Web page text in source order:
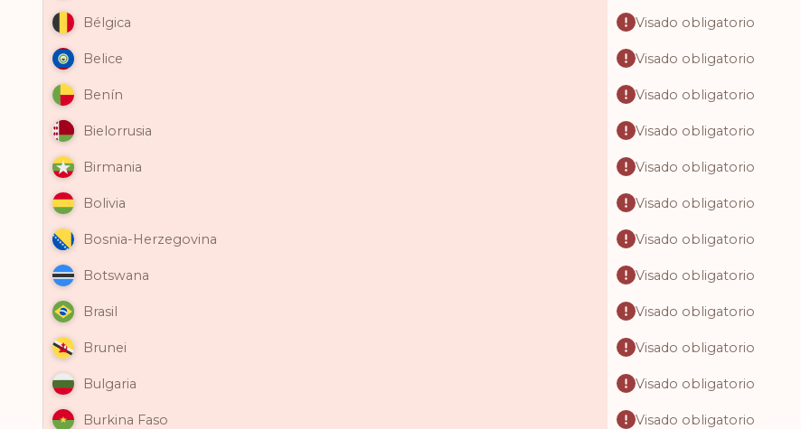
Bélgica Visado obligatorio
Belice Visado obligatorio
Benín Visado obligatorio
Bielorrusia Visado obligatorio
Birmania Visado obligatorio
Bolivia Visado obligatorio
Bosnia-Herzegovina Visado obligatorio
Botswana Visado obligatorio
Brasil Visado obligatorio
Brunei Visado obligatorio
Bulgaria Visado obligatorio
Burkina Faso Visado obligatorio